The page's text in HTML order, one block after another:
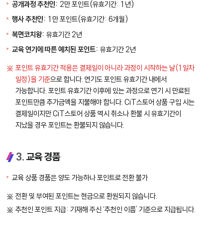
공개과정 추천인: 2만 포인트(유효기간: 1년)
행사 추천인: 1만 포인트(유효기간: 6개월)
복면코치왕: 유효기간 2년
교육 연기에 따른 예치된 포인트: 유효기간 2년
포인트 유효기간 적용은 결제일이 아니라 과정이 시작하는 날(1일차
일정)을 기준으로 합니다. 연기도 포인트 유효기간 내에서
가능합니다. 포인트 유효기간 이후에 있는 과정으로 연기 시 만료된
포인트만큼 추가금액을 지불해야 합니다. CiT스토어 상품 구입 시는
결제일이지만 CiT스토어 상품 역시 취소나 환불 시 유효기간이
지났을 경우 포인트는 환불되지 않습니다.
3. 교육 경품
교육 상품 경품은 양도 가능하나 포인트로 전환 불가
전환 및 부여된 포인트는 현금으로 환원되지 않습니다.
추천인 포인트 지급: 기재해 주신 ‘추천인 이름’ 기준으로 지급됩니다.